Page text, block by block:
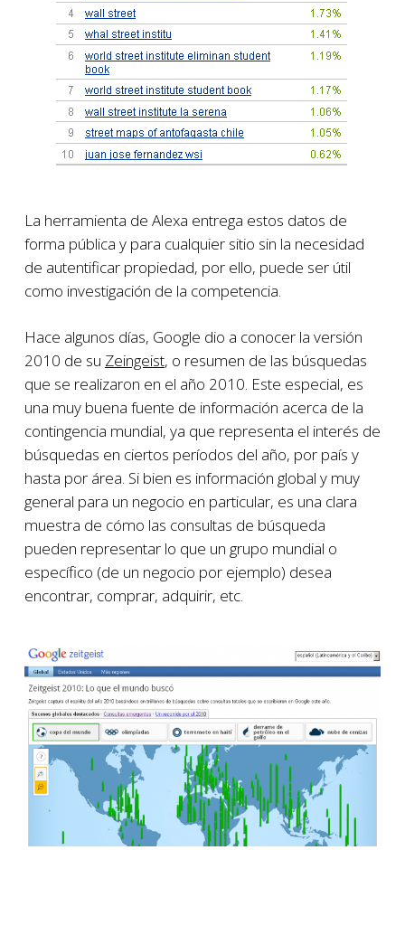
La herramienta de Alexa entrega estos datos de
forma pública y para cualquier sitio sin la necesidad
de autentificar propiedad, por ello, puede ser útil
como investigación de la competencia.
Hace algunos días, Google dio a conocer la versión
2010 de su Zeingeist, o resumen de las búsquedas
que se realizaron en el año 2010. Este especial, es
una muy buena fuente de información acerca de la
contingencia mundial, ya que representa el interés de
búsquedas en ciertos períodos del año, por país y
hasta por área. Si bien es información global y muy
general para un negocio en particular, es una clara
muestra de cómo las consultas de búsqueda
pueden representar lo que un grupo mundial o
específico (de un negocio por ejemplo) desea
encontrar, comprar, adquirir, etc.